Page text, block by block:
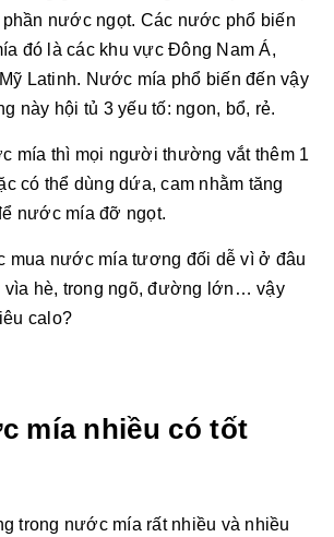
nước ngọt. Các nước phổ biến
đó là các khu vực Đông Nam Á,
Latinh. Nước mía phổ biến đến vậy
này hội tủ 3 yếu tố: ngon, bổ, rẻ.
mía thì mọi người thường vắt thêm 1
có thể dùng dứa, cam nhằm tăng
nước mía đỡ ngọt.
mua nước mía tương đối dễ vì ở đâu
vìa hè, trong ngõ, đường lớn… vậy
calo?
mía nhiều có tốt
trong nước mía rất nhiều và nhiều